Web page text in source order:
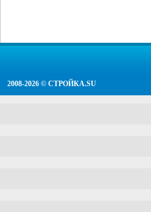
2008-2026 © СТРОЙКА.SU